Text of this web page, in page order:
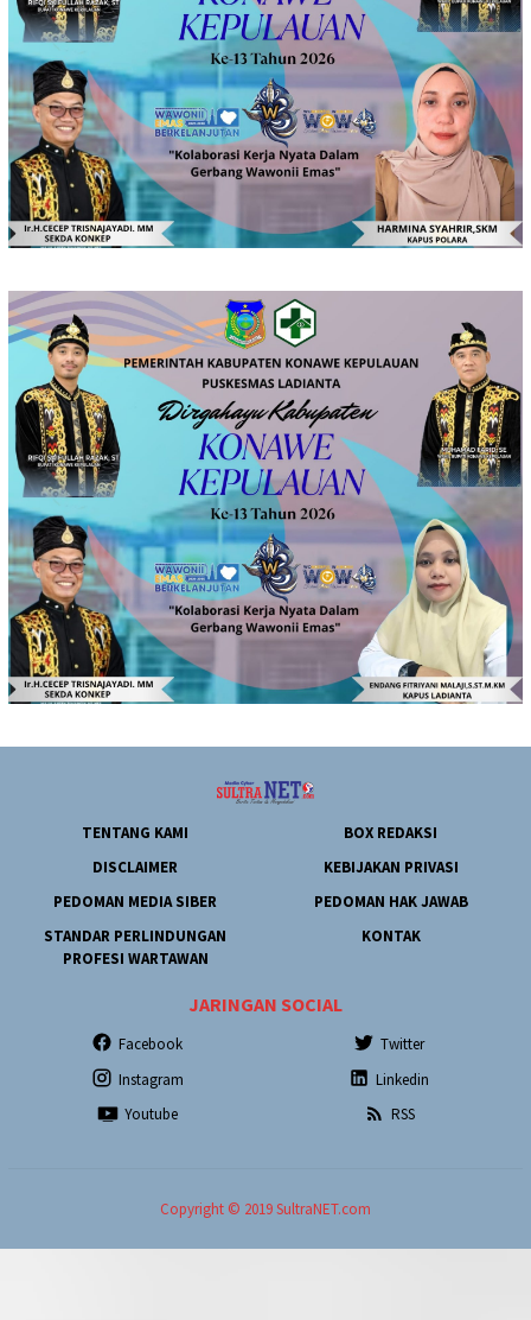
TENTANG KAMI
BOX REDAKSI
DISCLAIMER
KEBIJAKAN PRIVASI
PEDOMAN MEDIA SIBER
PEDOMAN HAK JAWAB
STANDAR PERLINDUNGAN
PROFESI WARTAWAN
KONTAK
JARINGAN SOCIAL
Facebook
Twitter
Instagram
Linkedin
Youtube
RSS
Copyright © 2019 SultraNET.com